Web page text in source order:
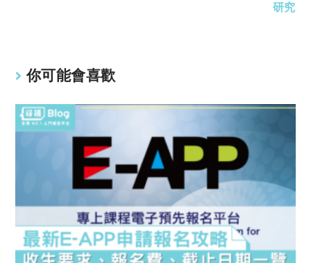
研究
你可能會喜歡